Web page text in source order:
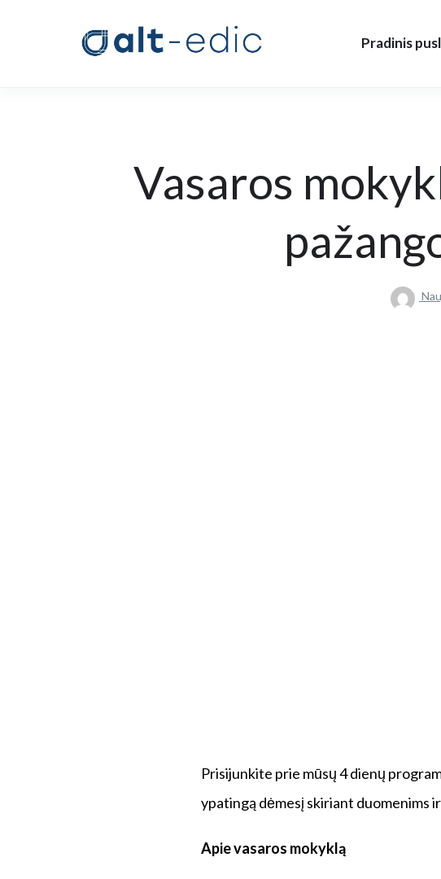
Pradinis
Vasaros
Prisijunkite prie mūsų 4 dienų
ypatingą dėmesį skiriant duomenims
Apie vasaros mokyklą